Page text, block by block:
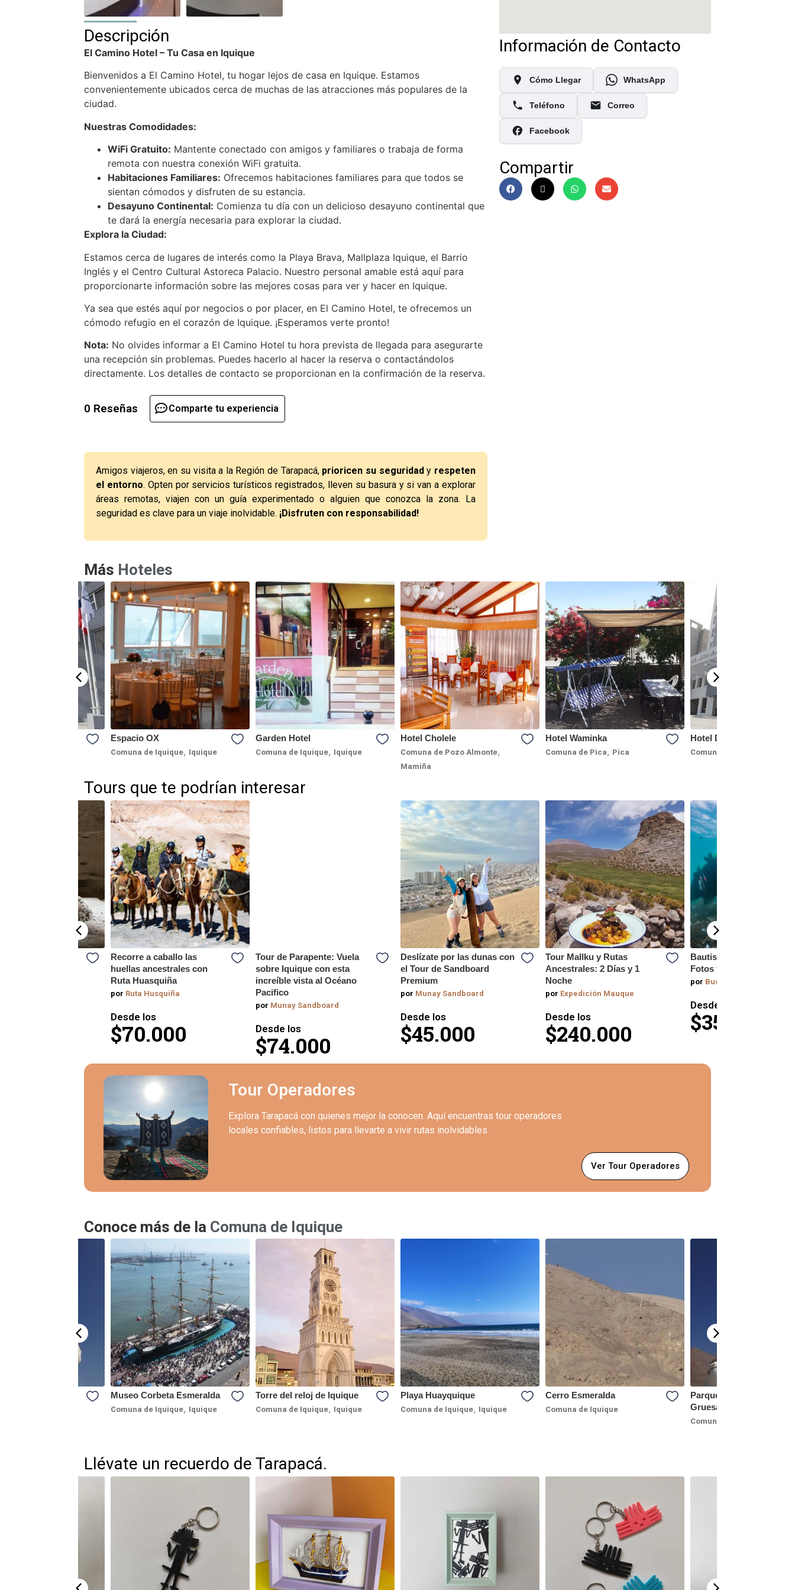
Descripción
El Camino Hotel – Tu Casa en Iquique
Bienvenidos a El Camino Hotel, tu hogar lejos de casa en Iquique. Estamos
convenientemente ubicados cerca de muchas de las atracciones más populares de la
ciudad.
Nuestras Comodidades:
WiFi Gratuito: Mantente conectado con amigos y familiares o trabaja de forma
remota con nuestra conexión WiFi gratuita.
Habitaciones Familiares: Ofrecemos habitaciones familiares para que todos se
sientan cómodos y disfruten de su estancia.
Desayuno Continental: Comienza tu día con un delicioso desayuno continental que
te dará la energía necesaria para explorar la ciudad.
Explora la Ciudad:
Estamos cerca de lugares de interés como la Playa Brava, Mallplaza Iquique, el Barrio
Inglés y el Centro Cultural Astoreca Palacio. Nuestro personal amable está aquí para
proporcionarte información sobre las mejores cosas para ver y hacer en Iquique.
Ya sea que estés aquí por negocios o por placer, en El Camino Hotel, te ofrecemos un
cómodo refugio en el corazón de Iquique. ¡Esperamos verte pronto!
Nota: No olvides informar a El Camino Hotel tu hora prevista de llegada para asegurarte
una recepción sin problemas. Puedes hacerlo al hacer la reserva o contactándolos
directamente. Los detalles de contacto se proporcionan en la confirmación de la reserva.
0 Reseñas Comparte tu experiencia
Amigos viajeros, en su visita a la Región de Tarapacá, prioricen su seguridady respeten
el entorno. Opten por servicios turísticos registrados, lleven su basura y si van a explorar
áreas remotas, viajen con un guía experimentado o alguien que conozca la zona. La
seguridad es clave para un viaje inolvidable. ¡Disfruten con responsabilidad!
Información de Contacto
Cómo Llegar WhatsApp
Teléfono Correo
Facebook
Compartir
Más Hoteles
Espacio OX
Comuna de Iquique, Iquique
Garden Hotel
Comuna de Iquique, Iquique
Hotel Cholele
Comuna de Pozo Almonte,
Mamiña
Hotel Waminka
Comuna de Pica, Pica
Hotel Diego de Almagro
Comuna de Iquique
Tours que te podrían interesar
Recorre a caballo las
huellas ancestrales con
Ruta Huasquiña
por Ruta Husquiña
Desde los
$70.000
Tour de Parapente: Vuela
sobre Iquique con esta
increíble vista al Océano
Pacifico
por Munay Sandboard
Desde los
$74.000
Deslízate por las dunas con
el Tour de Sandboard
Premium
por Munay Sandboard
Desde los
$45.000
Tour Mallku y Rutas
Ancestrales: 2 Días y 1
Noche
por Expedición Mauque
Desde los
$240.000
Bautismo Submarino con
Fotos y Videos
por Buceo Tarapacá
Desde los
$35.000
Tour Operadores
Explora Tarapacá con quienes mejor la conocen. Aquí encuentras tour operadores
locales confiables, listos para llevarte a vivir rutas inolvidables.
Ver Tour Operadores
Conoce más de la Comuna de Iquique
Museo Corbeta Esmeralda
Comuna de Iquique, Iquique
Torre del reloj de Iquique
Comuna de Iquique, Iquique
Playa Huayquique
Comuna de Iquique, Iquique
Cerro Esmeralda
Comuna de Iquique
Parque Bicentenario
Gruesa
Comuna de Iquique
Llévate un recuerdo de Tarapacá.